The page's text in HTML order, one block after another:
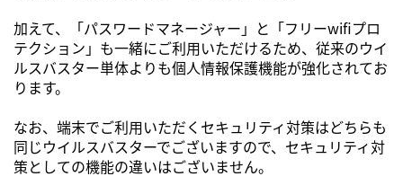
加えて、「パスワードマネージャー」と「フリーwifiプロ
テクション」も一緒にご利用いただけるため、従来のウイ
ルスバスター単体よりも個人情報保護機能が強化されてお
ります。
なお、端末でご利用いただくセキュリティ対策はどちらも
同じウイルスバスターでございますので、セキュリティ対
策としての機能の違いはございません。